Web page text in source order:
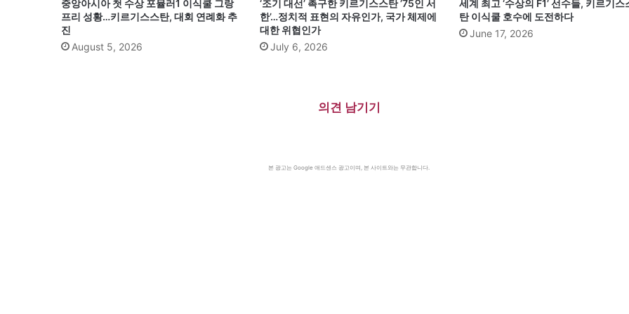
중앙아시아 첫 수상 포뮬러1 이식쿨 그랑
프리 성황…키르기스스탄, 대회 연례화 추
진
August 5, 2026
‘조기 대선’ 촉구한 키르기스스탄 ’75인 서
한’…정치적 표현의 자유인가, 국가 체제에
대한 위협인가
July 6, 2026
세계 최고 ‘수상의 F1’ 선수들, 키르기스
탄 이식쿨 호수에 도전하다
June 17, 2026
의견 남기기
본 광고는 Google 애드센스 광고이며, 본 사이트와는 무관합니다.